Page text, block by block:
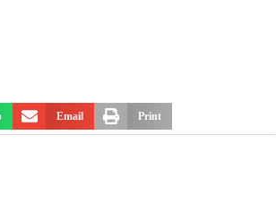
Email Print